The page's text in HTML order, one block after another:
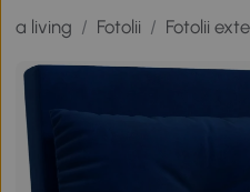
living / Fotolii / Fotolii